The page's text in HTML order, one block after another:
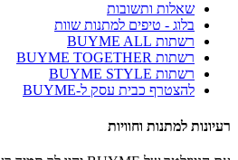
שאלות ותשובות
בלוג - טיפים למתנות שוות
רשתות BUYME ALL
רשתות BUYME TOGETHER
רשתות BUYME STYLE
להצטרף כבית עסק ל-BUYME
רעיונות למתנות וחוויות